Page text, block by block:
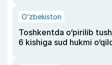
O‘zbekiston
Toshkentda o‘pirilib
6 kishiga sud hukmi